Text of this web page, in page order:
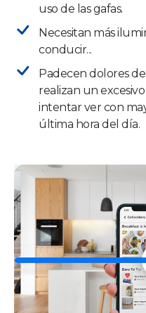
uso de las gafas.
Necesitan más
conducir...
Padecen dolores
realizan un
intentar ver con
última hora del día.